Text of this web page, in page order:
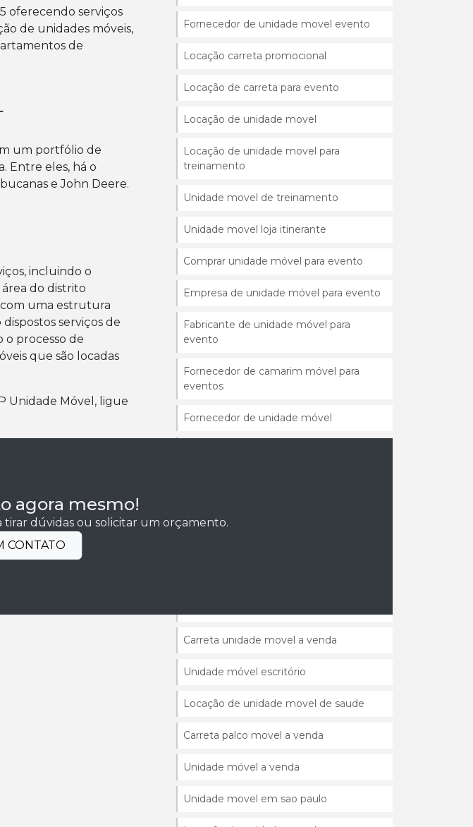
oferecendo serviços
de unidades móveis,
de
um portfólio de
Entre eles, há o
e John Deere.
incluindo o
do distrito
uma estrutura
serviços de
o processo de
que são locadas
Unidade Móvel, ligue
agora mesmo!
dúvidas ou solicitar um orçamento.
CONTATO
Fornecedor de unidade movel evento
Locação carreta promocional
Locação de carreta para evento
Locação de unidade movel
Locação de unidade movel para
treinamento
Unidade movel de treinamento
Unidade movel loja itinerante
Comprar unidade móvel para evento
Empresa de unidade móvel para evento
Fabricante de unidade móvel para
evento
Fornecedor de camarim móvel para
eventos
Fornecedor de unidade móvel
Carreta unidade movel a venda
Unidade móvel escritório
Locação de unidade movel de saude
Carreta palco movel a venda
Unidade móvel a venda
Unidade movel em sao paulo